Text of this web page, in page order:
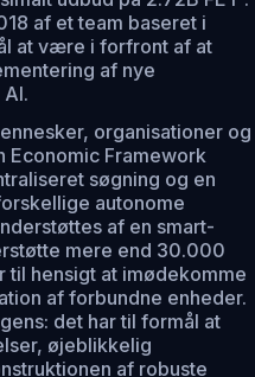
af et team baseret i
at være i forfront af at
af nye
organisationer og
Economic Framework
søgning og en
autonome
af en smart-
mere end 30.000
til hensigt at imødekomme
af forbundne enheder.
det har til formål at
øjeblikkelig
af robuste